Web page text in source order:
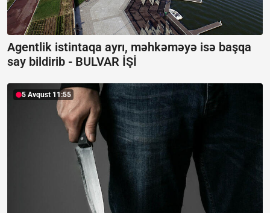
Agentlik istintaqa ayrı, məhkəməyə isə başqa
say bildirib - BULVAR İŞİ
5 Avqust 11:55